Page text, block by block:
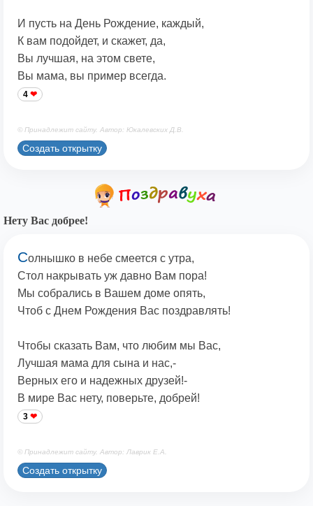
И пусть на День Рождение, каждый,
К вам подойдет, и скажет, да,
Вы лучшая, на этом свете,
Вы мама, вы пример всегда.
4
© Принадлежит сайту. Автор: Юкалевских Д.В.
Создать открытку
Нету Вас добрее!
Солнышко в небе смеется с утра,
Стол накрывать уж давно Вам пора!
Мы собрались в Вашем доме опять,
Чтоб с Днем Рождения Вас поздравлять!
Чтобы сказать Вам, что любим мы Вас,
Лучшая мама для сына и нас,-
Верных его и надежных друзей!-
В мире Вас нету, поверьте, добрей!
3
© Принадлежит сайту. Автор: Лаврик Е.А.
Создать открытку